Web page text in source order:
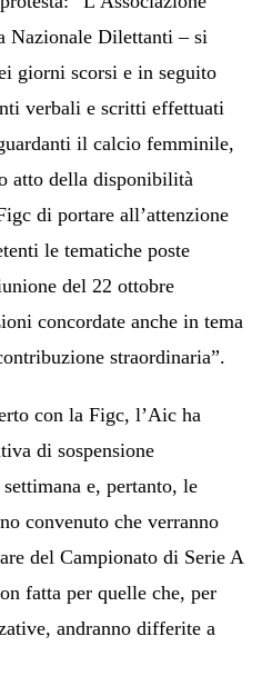
Nazionale Dilettanti – si
giorni scorsi e in seguito
verbali e scritti effettuati
il calcio femminile,
atto della disponibilità
di portare all’attenzione
le tematiche poste
del 22 ottobre
concordate anche in tema
straordinaria”.
con la Figc, l’Aic ha
di sospensione
e, pertanto, le
convenuto che verranno
del Campionato di Serie A
fatta per quelle che, per
andranno differite a